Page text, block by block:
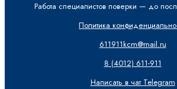
Работа специалистов поверки — до
Политика
611911kcm@mail.ru
8 (4012) 611-911
Написать в чат Telegram